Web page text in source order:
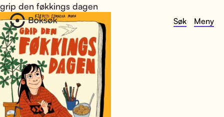
Søk Meny
grip den føkkings dagen